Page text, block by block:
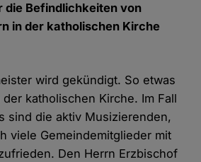
die Befindlichkeiten von
in der katholischen Kirche
wird gekündigt. So etwas
katholischen Kirche. Im Fall
sind die aktiv Musizierenden,
viele Gemeindemitglieder mit
Den Herrn Erzbischof